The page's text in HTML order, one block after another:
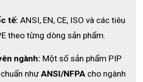
tay thực phẩm Nitrile chống dầu, hóa
tế: ANSI, EN, CE, ISO và các tiêu
theo từng dòng sản phẩm.
ngành: Một số sản phẩm PIP
như ANSI/NFPA cho ngành